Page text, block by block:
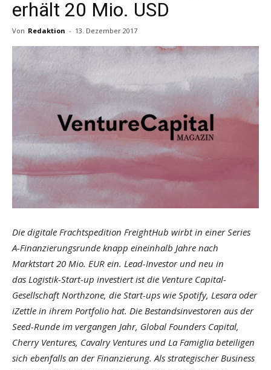
erhält 20 Mio. USD
Von Redaktion - 13. Dezember 2017
Die digitale Frachtspedition FreightHub wirbt in einer Series
A-Finanzierungsrunde knapp eineinhalb Jahre nach
Marktstart 20 Mio. EUR ein. Lead-Investor und neu in
das Logistik-Start-up investiert ist die Venture Capital-
Gesellschaft Northzone, die Start-ups wie Spotify, Lesara oder
iZettle in ihrem Portfolio hat. Die Bestandsinvestoren aus der
Seed-Runde im vergangen Jahr, Global Founders Capital,
Cherry Ventures, Cavalry Ventures und La Famiglia beteiligen
sich ebenfalls an der Finanzierung. Als strategischer Business